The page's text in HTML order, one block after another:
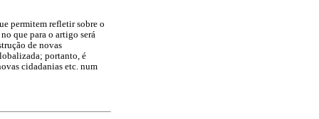
permitem refletir sobre o
que para o artigo será
de novas
portanto, é
cidadanias etc. num